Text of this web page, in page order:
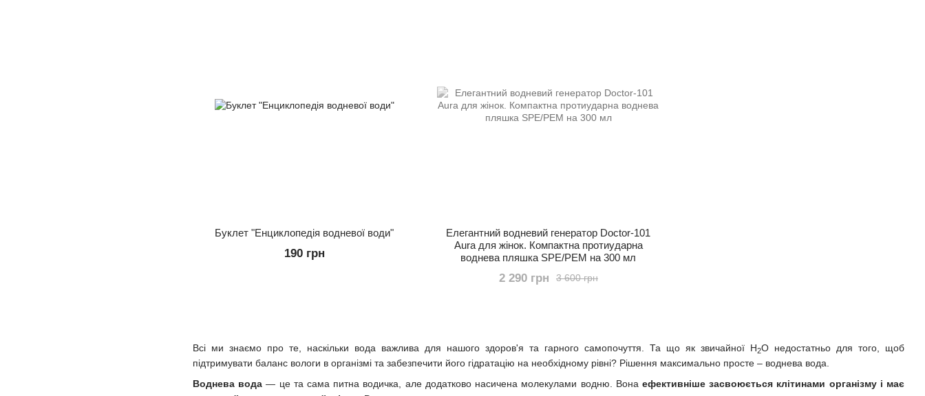
Всі ми знаємо про те, наскільки вода важлива для нашого здоров'я та гарного самопочуття. Та що як звичайної H2O недостатньо для того, щоб
підтримувати баланс вологи в організмі та забезпечити його гідратацію на необхідному рівні? Рішення максимально просте – воднева вода.
Воднева вода— це та сама питна водичка, але додатково насичена молекулами водню. Вона ефективніше засвоюється клітинами організму і має
Буклет "Енциклопедія водневої води"
190 грн
Елегантний водневий генератор Doctor-101
Aura для жінок. Компактна протиударна
воднева пляшка SPE/PEM на 300 мл
3 600 грн
2 290 грн